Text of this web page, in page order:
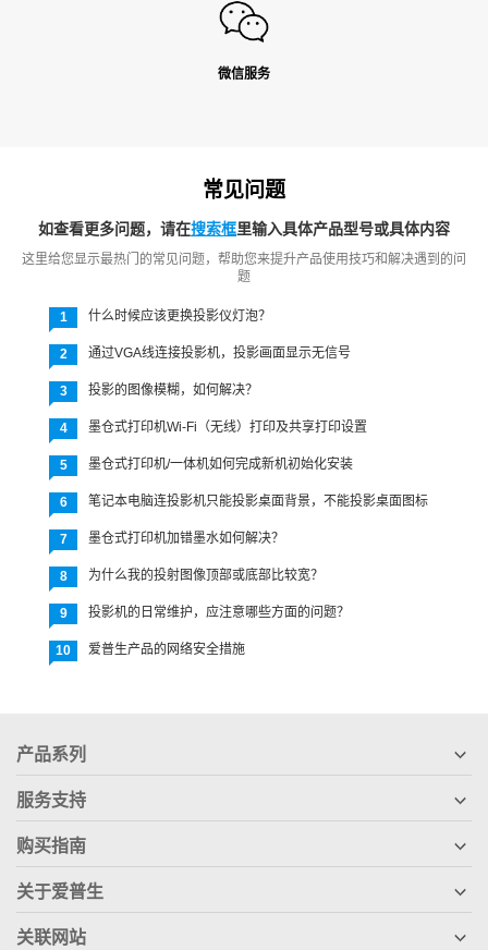
微信服务
常见问题
如查看更多问题，请在搜索框里输入具体产品型号或具体内容
这里给您显示最热门的常见问题，帮助您来提升产品使用技巧和解决遇到的问
题
1 什么时候应该更换投影仪灯泡？
2 通过VGA线连接投影机，投影画面显示无信号
3 投影的图像模糊，如何解决？
4 墨仓式打印机Wi-Fi（无线）打印及共享打印设置
5 墨仓式打印机/一体机如何完成新机初始化安装
6 笔记本电脑连投影机只能投影桌面背景，不能投影桌面图标
7 墨仓式打印机加错墨水如何解决？
8 为什么我的投射图像顶部或底部比较宽？
9 投影机的日常维护，应注意哪些方面的问题？
10 爱普生产品的网络安全措施
产品系列
服务支持
购买指南
关于爱普生
关联网站